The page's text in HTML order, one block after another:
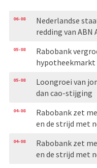
06-08
Nederlandse
redding van ABN
05-08
Rabobank
hypotheekmarkt
05-08
Loongroei van
dan cao-stijging
04-08
Rabobank zet
en de strijd met
04-08
Rabobank zet
en de strijd met